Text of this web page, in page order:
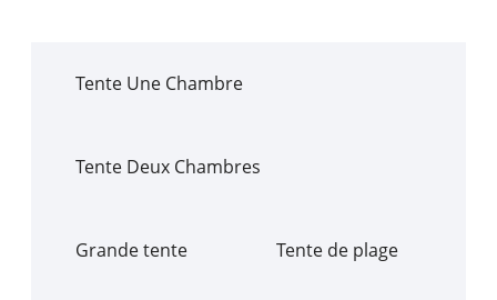
Tente Une Chambre
Tente Deux Chambres
Grande tente Tente de plage